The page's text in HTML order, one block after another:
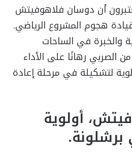
أن دوسان فلاهوفيتش
هجوم المشروع الرياضي.
والخبرة في الساحات
الصربي رهانًا على الأداء
لتشكيلة في مرحلة إعادة
أولوية